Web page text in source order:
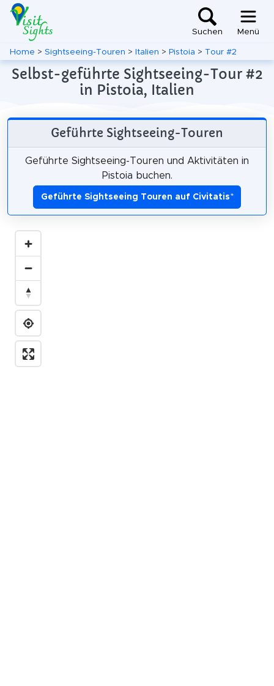
Suchen Menü
Home > Sightseeing-Touren > Italien > Pistoia > Tour #2
Selbst-geführte Sightseeing-Tour #2
in Pistoia, Italien
Geführte Sightseeing-Touren
Geführte Sightseeing-Touren und Aktivitäten in
Pistoia buchen.
Geführte Sightseeing Touren auf Civitatis*